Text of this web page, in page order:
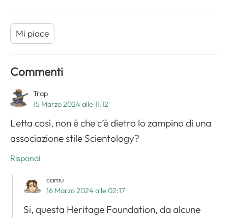
Mi piace
Commenti
Trap
15 Marzo 2024 alle 11:12
Letta così, non è che c’è dietro lo zampino di una
associazione stile Scientology?
Rispondi
camu
16 Marzo 2024 alle 02:17
Si, questa Heritage Foundation, da alcune